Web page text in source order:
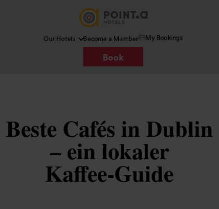
Our Hotels Become a Member My Bookings
Book
Beste Cafés in Dublin
– ein lokaler
Kaffee‑Guide